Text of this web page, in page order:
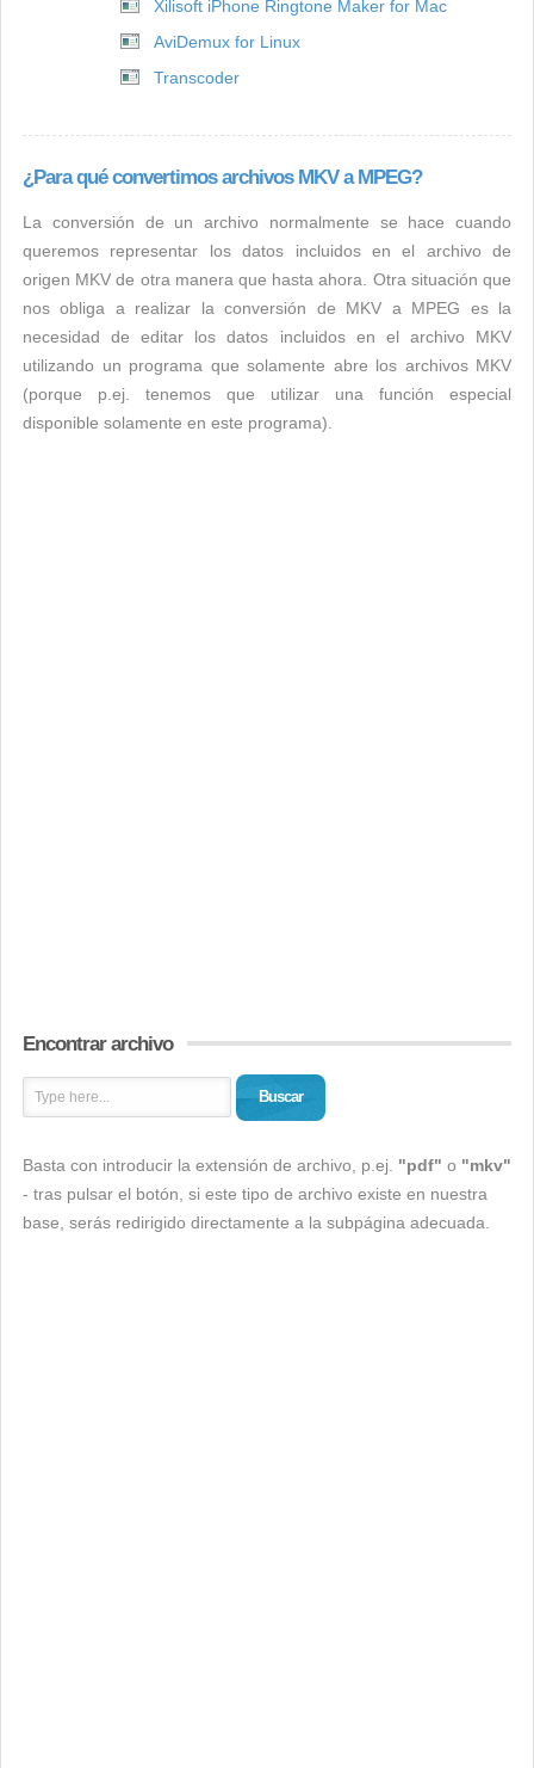
Xilisoft iPhone Ringtone Maker for Mac
AviDemux for Linux
Transcoder
¿Para qué convertimos archivos MKV a MPEG?
La conversión de un archivo normalmente se hace cuando
queremos representar los datos incluidos en el archivo de
origen MKV de otra manera que hasta ahora. Otra situación que
nos obliga a realizar la conversión de MKV a MPEG es la
necesidad de editar los datos incluidos en el archivo MKV
utilizando un programa que solamente abre los archivos MKV
(porque p.ej. tenemos que utilizar una función especial
disponible solamente en este programa).
Encontrar archivo
Buscar
Basta con introducir la extensión de archivo, p.ej. "pdf" o "mkv"
- tras pulsar el botón, si este tipo de archivo existe en nuestra
base, serás redirigido directamente a la subpágina adecuada.